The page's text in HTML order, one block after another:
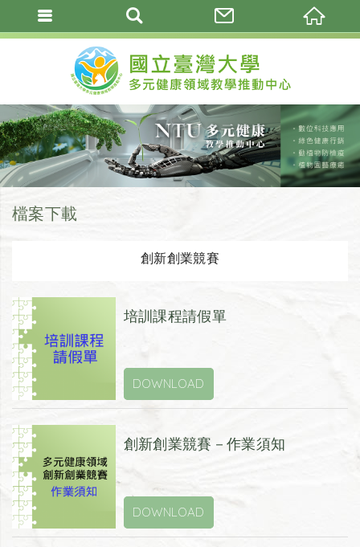
檔案下載
創新創業競賽
培訓課程請假單
DOWNLOAD
創新創業競賽－作業須知
DOWNLOAD